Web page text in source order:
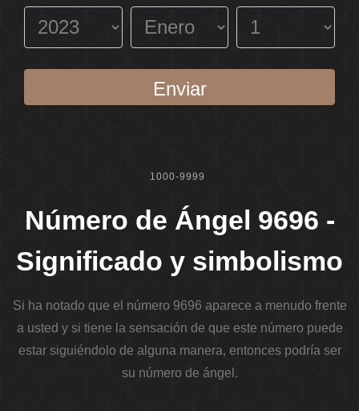
Enviar
1000-9999
Número de Ángel 9696 -
Significado y simbolismo
Si ha notado que el número 9696 aparece a menudo frente
a usted y si tiene la sensación de que este número puede
estar siguiéndolo de alguna manera, entonces podría ser
su número de ángel.